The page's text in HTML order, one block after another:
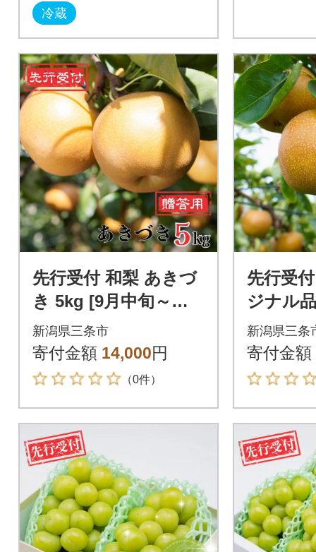
冷蔵
先行受付 和梨 あきづ
き 5kg [9月中旬～発
送予定]新潟県産 梨
[岩福農園]【010P06
1】
新潟県三条市
寄付金額 14,000円
（0件）
先行受
ジナル
約3kg(6
年産 【
新潟県三条
寄付金額